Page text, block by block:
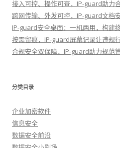
接入可控、操作可查，IP-guard助力
跨网传输、外发可控，IP-guard文档
IP-guard安全桌面：一机两用，构建
按需留痕，IP-guard屏幕记录让违规
合规安全双保障，IP-guard助力规范
分类目录
企业加密软件
信息安全
数据安全前沿